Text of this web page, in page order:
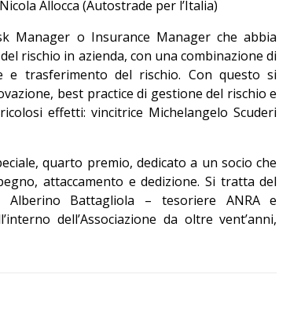
Allocca (Autostrade per l’Italia)
Manager o Insurance Manager che abbia
rischio in azienda, con una combinazione di
e trasferimento del rischio. Con questo si
best practice di gestione del rischio e
effetti: vincitrice Michelangelo Scuderi
quarto premio, dedicato a un socio che
attaccamento e dedizione. Si tratta del
Battagliola – tesoriere ANRA e
dell’Associazione da oltre vent’anni,